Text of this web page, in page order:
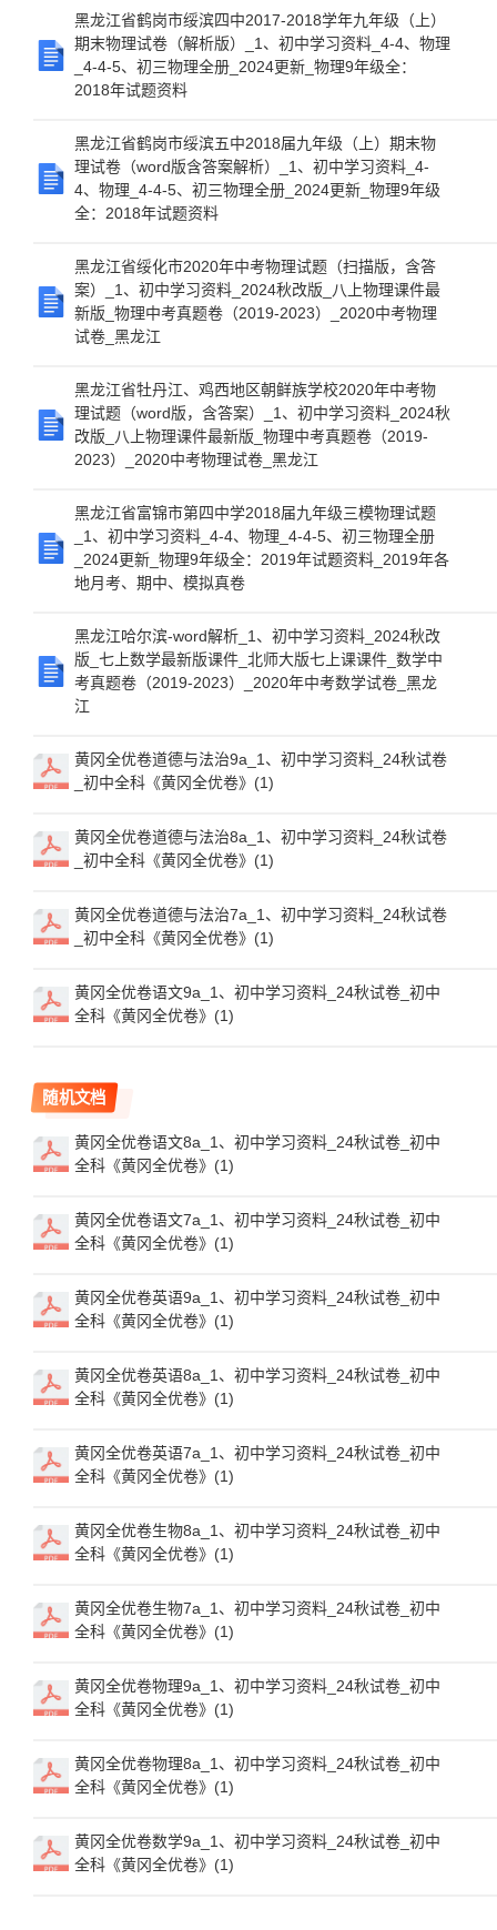
黑龙江省鹤岗市绥滨四中2017-2018学年九年级（上）
期末物理试卷（解析版）_1、初中学习资料_4-4、物理
_4-4-5、初三物理全册_2024更新_物理9年级全：
2018年试题资料
黑龙江省鹤岗市绥滨五中2018届九年级（上）期末物
理试卷（word版含答案解析）_1、初中学习资料_4-
4、物理_4-4-5、初三物理全册_2024更新_物理9年级
全：2018年试题资料
黑龙江省绥化市2020年中考物理试题（扫描版，含答
案）_1、初中学习资料_2024秋改版_八上物理课件最
新版_物理中考真题卷（2019-2023）_2020中考物理
试卷_黑龙江
黑龙江省牡丹江、鸡西地区朝鲜族学校2020年中考物
理试题（word版，含答案）_1、初中学习资料_2024秋
改版_八上物理课件最新版_物理中考真题卷（2019-
2023）_2020中考物理试卷_黑龙江
黑龙江省富锦市第四中学2018届九年级三模物理试题
_1、初中学习资料_4-4、物理_4-4-5、初三物理全册
_2024更新_物理9年级全：2019年试题资料_2019年各
地月考、期中、模拟真卷
黑龙江哈尔滨-word解析_1、初中学习资料_2024秋改
版_七上数学最新版课件_北师大版七上课课件_数学中
考真题卷（2019-2023）_2020年中考数学试卷_黑龙
江
黄冈全优卷道德与法治9a_1、初中学习资料_24秋试卷
_初中全科《黄冈全优卷》(1)
黄冈全优卷道德与法治8a_1、初中学习资料_24秋试卷
_初中全科《黄冈全优卷》(1)
黄冈全优卷道德与法治7a_1、初中学习资料_24秋试卷
_初中全科《黄冈全优卷》(1)
黄冈全优卷语文9a_1、初中学习资料_24秋试卷_初中
全科《黄冈全优卷》(1)
随机文档
黄冈全优卷语文8a_1、初中学习资料_24秋试卷_初中
全科《黄冈全优卷》(1)
黄冈全优卷语文7a_1、初中学习资料_24秋试卷_初中
全科《黄冈全优卷》(1)
黄冈全优卷英语9a_1、初中学习资料_24秋试卷_初中
全科《黄冈全优卷》(1)
黄冈全优卷英语8a_1、初中学习资料_24秋试卷_初中
全科《黄冈全优卷》(1)
黄冈全优卷英语7a_1、初中学习资料_24秋试卷_初中
全科《黄冈全优卷》(1)
黄冈全优卷生物8a_1、初中学习资料_24秋试卷_初中
全科《黄冈全优卷》(1)
黄冈全优卷生物7a_1、初中学习资料_24秋试卷_初中
全科《黄冈全优卷》(1)
黄冈全优卷物理9a_1、初中学习资料_24秋试卷_初中
全科《黄冈全优卷》(1)
黄冈全优卷物理8a_1、初中学习资料_24秋试卷_初中
全科《黄冈全优卷》(1)
黄冈全优卷数学9a_1、初中学习资料_24秋试卷_初中
全科《黄冈全优卷》(1)